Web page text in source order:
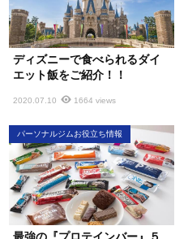
ディズニーで食べられるダイ
エット飯をご紹介！！
2020.07.10 1664 views
パーソナルジムお役立ち情報
最強の『プロテインバー』５